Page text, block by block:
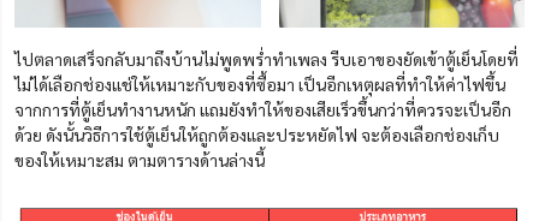
ไปตลาดเสร็จกลับมาถึงบ้านไม่พูดพร่ำทำเพลง รีบเอาของยัดเข้าตู้เย็นโดยที่
ไม่ได้เลือกช่องแช่ให้เหมาะกับของที่ซื้อมา เป็นอีกเหตุผลที่ทำให้ค่าไฟขึ้น
จากการที่ตู้เย็นทำงานหนัก แถมยังทำให้ของเสียเร็วขึ้นกว่าที่ควรจะเป็นอีก
ด้วย ดังนั้นวิธีการใช้ตู้เย็นให้ถูกต้องและประหยัดไฟ จะต้องเลือกช่องเก็บ
ของให้เหมาะสม ตามตารางด้านล่างนี้